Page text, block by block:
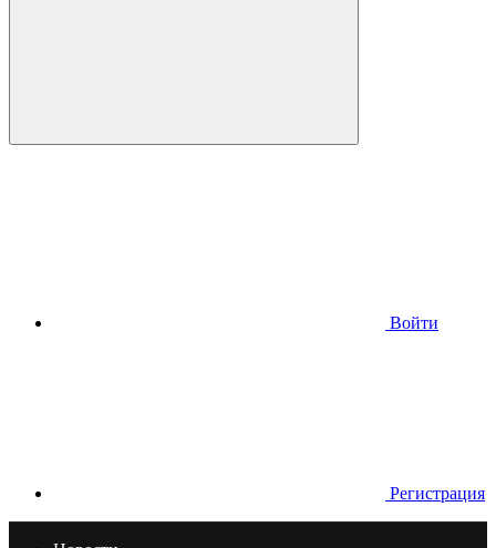
Войти
Регистрация